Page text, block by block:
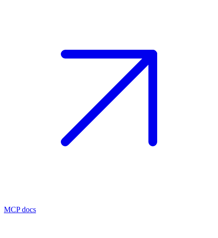
MCP docs